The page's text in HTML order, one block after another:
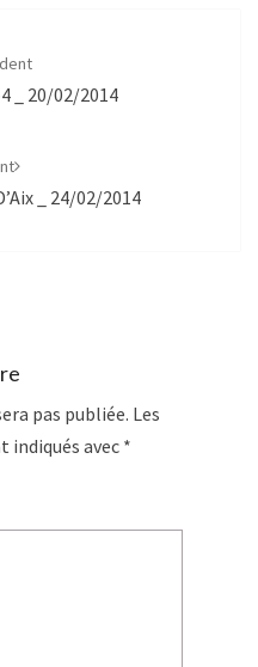
_ 20/02/2014
_ 24/02/2014
pas publiée. Les
indiqués avec *